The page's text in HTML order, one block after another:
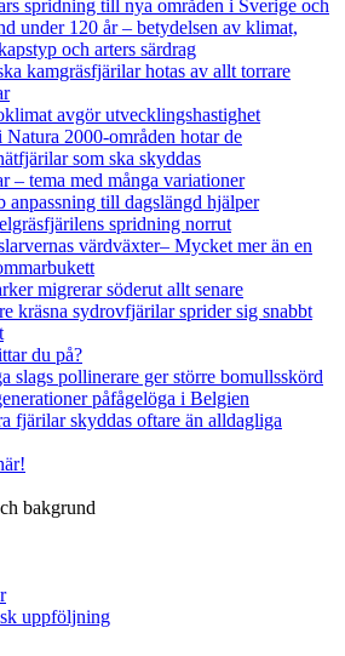
spridning till nya områden i Sverige och
under 120 år– betydelsen av klimat,
och arters särdrag
kamgräsfjärilar hotas av allt torrare
avgör utvecklingshastighet
Natura 2000-områden hotar de
som ska skyddas
– tema med många variationer
anpassning till dagslängd hjälper
spridning norrut
värdväxter– Mycket mer än en
migrerar söderut allt senare
kräsna sydrovfjärilar sprider sig snabbt
du på?
slags pollinerare ger större bomullsskörd
påfågelöga i Belgien
fjärilar skyddas oftare än alldagliga
bakgrund
uppföljning